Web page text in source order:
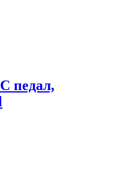
С педал,